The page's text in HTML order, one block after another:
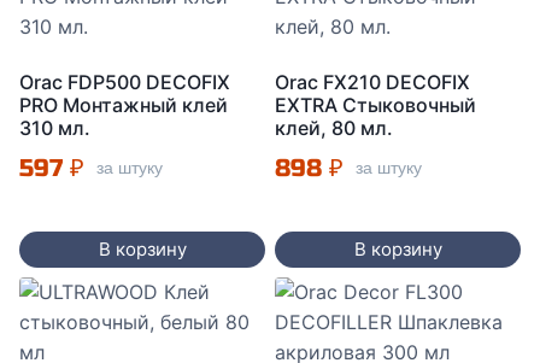
Orac FDP500 DECOFIX
PRO Монтажный клей
310 мл.
597 ₽ за штуку
В корзину
Orac FX210 DECOFIX
EXTRA Стыковочный
клей, 80 мл.
898 ₽ за штуку
В корзину